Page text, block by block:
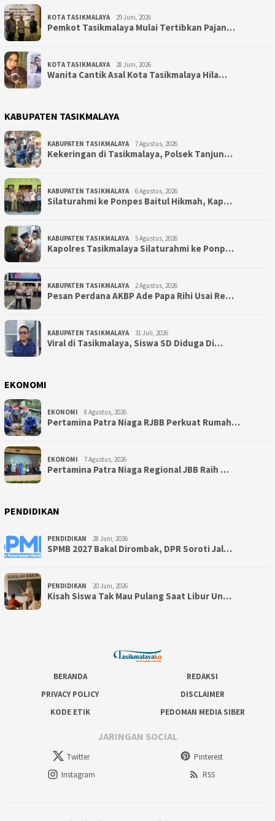
KOTA TASIKMALAYA 29 Juni, 2026
Pemkot Tasikmalaya Mulai Tertibkan Pajan…
KOTA TASIKMALAYA 28 Juni, 2026
Wanita Cantik Asal Kota Tasikmalaya Hila…
KABUPATEN TASIKMALAYA
KABUPATEN TASIKMALAYA 7 Agustus, 2026
Kekeringan di Tasikmalaya, Polsek Tanjun…
KABUPATEN TASIKMALAYA 6 Agustus, 2026
Silaturahmi ke Ponpes Baitul Hikmah, Kap…
KABUPATEN TASIKMALAYA 5 Agustus, 2026
Kapolres Tasikmalaya Silaturahmi ke Ponp…
KABUPATEN TASIKMALAYA 2 Agustus, 2026
Pesan Perdana AKBP Ade Papa Rihi Usai Re…
KABUPATEN TASIKMALAYA 31 Juli, 2026
Viral di Tasikmalaya, Siswa SD Diduga Di…
EKONOMI
EKONOMI 8 Agustus, 2026
Pertamina Patra Niaga RJBB Perkuat Rumah…
EKONOMI 7 Agustus, 2026
Pertamina Patra Niaga Regional JBB Raih …
PENDIDIKAN
PENDIDIKAN 28 Juni, 2026
SPMB 2027 Bakal Dirombak, DPR Soroti Jal…
PENDIDIKAN 20 Juni, 2026
Kisah Siswa Tak Mau Pulang Saat Libur Un…
BERANDA
REDAKSI
PRIVACY POLICY
DISCLAIMER
KODE ETIK
PEDOMAN MEDIA SIBER
JARINGAN SOCIAL
Twitter
Pinterest
Instagram
RSS